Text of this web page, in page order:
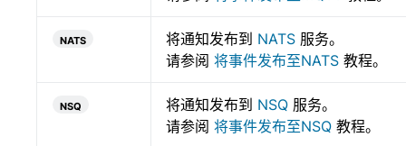
nats 将通知发布到 NATS 服务。
请参阅 将事件发布至NATS 教程。
nsq 将通知发布到 NSQ 服务。
请参阅 将事件发布至NSQ 教程。